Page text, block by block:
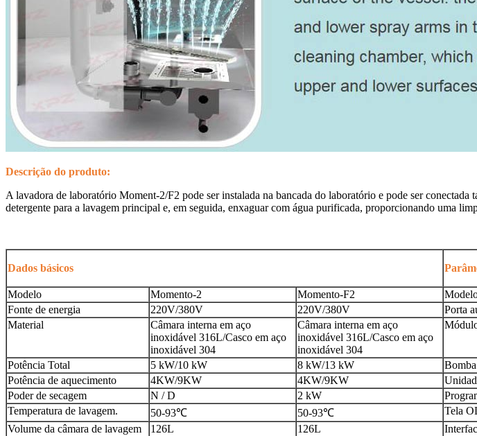
Descrição do produto:
A lavadora de laboratório Moment-2/F2 pode ser instalada na bancada do laboratório e pode ser
detergente para a lavagem principal e, em seguida, enxaguar com água purificada, proporcionando uma
Dados básicos
Modelo Momento-2 Momento-F2
Fonte de energia
220V/380V 220V/380V Porta
Material
Câmara interna em aço
inoxidável 316L/Casco em aço
inoxidável 304
Câmara interna em aço
inoxidável 316L/Casco em aço
inoxidável 304
Potência Total 5 kW/10 kW 8 kW/13 kW
Potência de aquecimento
4KW/9KW 4KW/9KW
Poder de secagem
N / D 2 kW
Temperatura de lavagem.
50-93℃ 50-93℃ Tela
Volume da câmara de lavagem
126L 126L